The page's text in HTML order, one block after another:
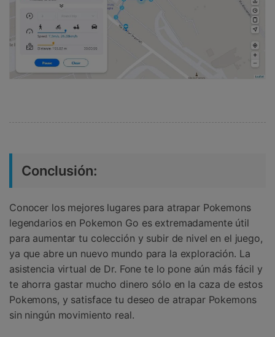
Conclusión:
Conocer los mejores lugares para atrapar Pokemons
legendarios en Pokemon Go es extremadamente útil
para aumentar tu colección y subir de nivel en el juego,
ya que abre un nuevo mundo para la exploración. La
asistencia virtual de Dr. Fone te lo pone aún más fácil y
te ahorra gastar mucho dinero sólo en la caza de estos
Pokemons, y satisface tu deseo de atrapar Pokemons
sin ningún movimiento real.